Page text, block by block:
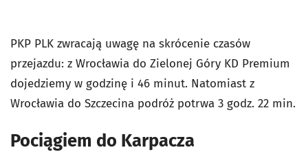
PKP PLK zwracają uwagę na skrócenie czasów
przejazdu: z Wrocławia do Zielonej Góry KD Premium
dojedziemy w godzinę i 46 minut. Natomiast z
Wrocławia do Szczecina podróż potrwa 3 godz. 22 min.
Pociągiem do Karpacza